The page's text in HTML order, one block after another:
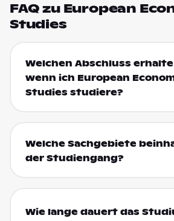
FAQ zu European
Studies
Welchen Abschluss
wenn ich European
Studies studiere?
Welche Sachgebiete
der Studiengang?
Wie lange dauert das